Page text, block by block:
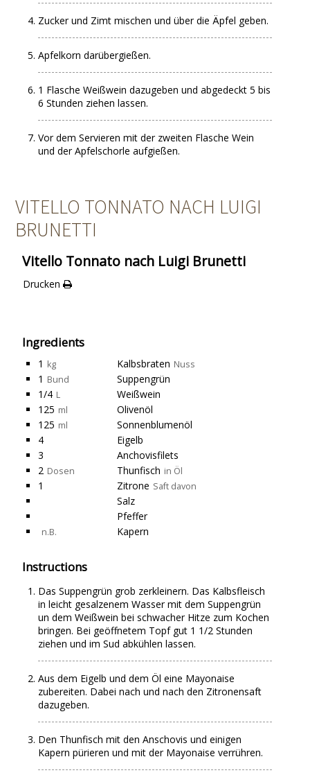
Zucker und Zimt mischen und über die Äpfel geben.
Apfelkorn darübergießen.
1 Flasche Weißwein dazugeben und abgedeckt 5 bis
6 Stunden ziehen lassen.
Vor dem Servieren mit der zweiten Flasche Wein
und der Apfelschorle aufgießen.
VITELLO TONNATO NACH LUIGI
BRUNETTI
Vitello Tonnato nach Luigi Brunetti
Drucken
Ingredients
1 kg Kalbsbraten Nuss
1 Bund
Suppengrün
1/4 L
Weißwein
125 ml
Olivenöl
125 ml
Sonnenblumenöl
4
Eigelb
3
Anchovisfilets
2 Dosen Thunfisch in Öl
1 Zitrone Saft davon
Salz
Pfeffer
n.B. Kapern
Instructions
Das Suppengrün grob zerkleinern. Das Kalbsfleisch
in leicht gesalzenem Wasser mit dem Suppengrün
un dem Weißwein bei schwacher Hitze zum Kochen
bringen. Bei geöffnetem Topf gut 1 1/2 Stunden
ziehen und im Sud abkühlen lassen.
Aus dem Eigelb und dem Öl eine Mayonaise
zubereiten. Dabei nach und nach den Zitronensaft
dazugeben.
Den Thunfisch mit den Anschovis und einigen
Kapern pürieren und mit der Mayonaise verrühren.